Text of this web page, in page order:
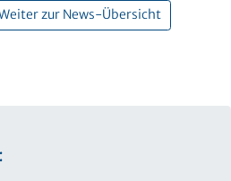
zur News-Übersicht